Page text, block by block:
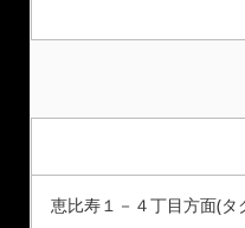
恵比寿１－４丁目方面(